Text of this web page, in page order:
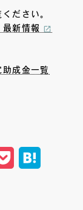
ださい。
新情報
成金一覧
Pocket